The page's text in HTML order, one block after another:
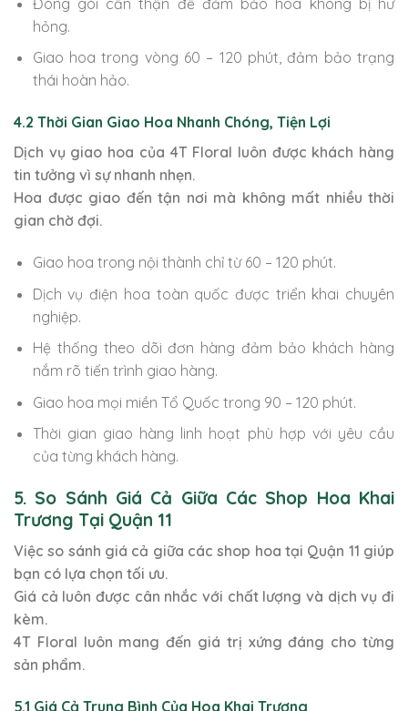
hỏng.
Giao hoa trong vòng 60 – 120 phút, đảm bảo trạng
thái hoàn hảo.
4.2 Thời Gian Giao Hoa Nhanh Chóng, Tiện Lợi
Dịch vụ giao hoa của 4T Floral luôn được khách hàng
tin tưởng vì sự nhanh nhẹn.
Hoa được giao đến tận nơi mà không mất nhiều thời
gian chờ đợi.
Giao hoa trong nội thành chỉ từ 60 – 120 phút.
Dịch vụ điện hoa toàn quốc được triển khai chuyên
nghiệp.
Hệ thống theo dõi đơn hàng đảm bảo khách hàng
nắm rõ tiến trình giao hàng.
Giao hoa mọi miền Tổ Quốc trong 90 – 120 phút.
Thời gian giao hàng linh hoạt phù hợp với yêu cầu
của từng khách hàng.
5. So Sánh Giá Cả Giữa Các Shop Hoa Khai
Trương Tại Quận 11
Việc so sánh giá cả giữa các shop hoa tại Quận 11 giúp
bạn có lựa chọn tối ưu.
Giá cả luôn được cân nhắc với chất lượng và dịch vụ đi
kèm.
4T Floral luôn mang đến giá trị xứng đáng cho từng
sản phẩm.
5.1 Giá Cả Trung Bình Của Hoa Khai Trương